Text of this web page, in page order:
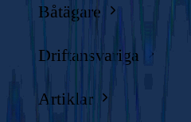
Båtägare
Driftansvariga
Artiklar